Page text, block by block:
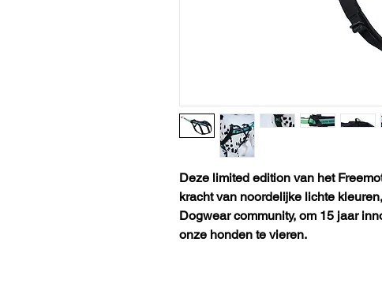
Deze limited edition van het
kracht van noordelijke lichte
Dogwear community, om 15 jaar
onze honden te vieren.